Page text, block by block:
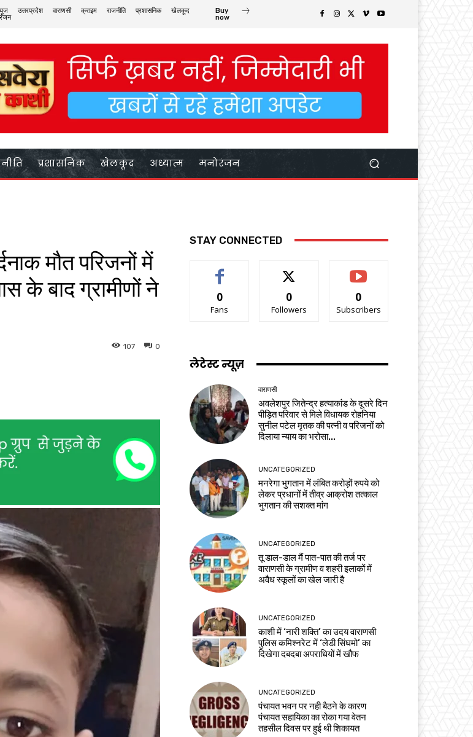
उत्तरप्रदेश वाराणसी क्राइम राजनीति प्रशासनिक
खेलकूद
Buy
now
प्रशासनिक खेलकूद अध्यात्म मनोरंजन
मौत परिजनों में
के बाद ग्रामीणों ने
0
107
STAY CONNECTED
0
Fans
0
Followers
0
Subscribers
लेटेस्ट न्यूज़
वाराणसी
अवलेशपुर जितेन्द्र हत्याकांड के दूसरे दिन
पीड़ित परिवार से मिले विधायक रोहनिया
सुनील पटेल मृतक की पत्नी व परिजनों को
दिलाया न्याय का भरोसा...
UNCATEGORIZED
मनरेगा भुगतान में लंबित करोड़ों रुपये को
लेकर प्रधानों में तीव्र आक्रोश तत्काल
भुगतान की सशक्त मांग
UNCATEGORIZED
तू डाल-डाल मैं पात-पात की तर्ज पर
वाराणसी के ग्रामीण व शहरी इलाकों में
अवैध स्कूलों का खेल जारी है
UNCATEGORIZED
काशी में ‘नारी शक्ति’ का उदय वाराणसी
पुलिस कमिश्नरेट में ‘लेडी सिंघमो’ का
दिखेगा दबदबा अपराधियों में खौफ
UNCATEGORIZED
पंचायत भवन पर नही बैठने के कारण
पंचायत सहायिका का रोका गया वेतन
तहसील दिवस पर हुई थी शिकायत